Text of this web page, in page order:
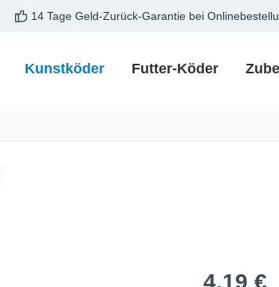
14 Tage Geld-Zurück-Garantie bei
Kunstköder Futter-Köder
Regulärer
4,19 €